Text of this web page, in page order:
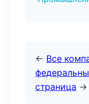
← Все
страница →